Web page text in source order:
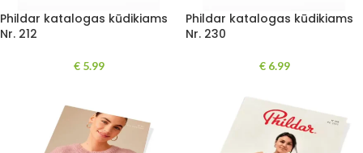
Phildar katalogas kūdikiams
Nr. 212
€5.99
Phildar katalogas kūdikiams
Nr. 230
€6.99